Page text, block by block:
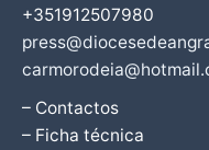
+351912507980
– Contactos
– Ficha técnica